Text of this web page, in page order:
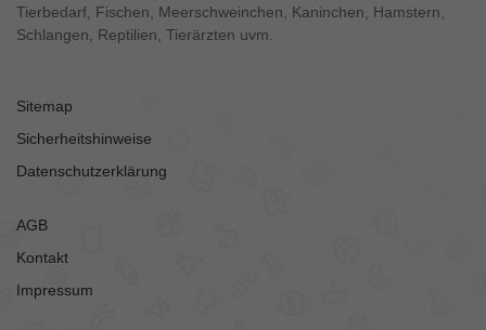
Tierbedarf, Fischen, Meerschweinchen, Kaninchen, Hamstern,
Schlangen, Reptilien, Tierärzten uvm.
Sitemap
Sicherheitshinweise
Datenschutzerklärung
AGB
Kontakt
Impressum